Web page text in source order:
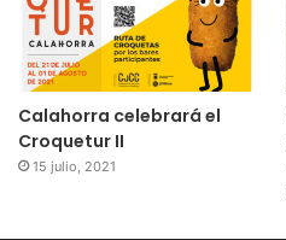
Calahorra celebrará el
Croquetur II
15 julio, 2021